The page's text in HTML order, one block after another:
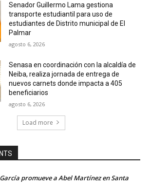
Senador Guillermo Lama gestiona
transporte estudiantil para uso de
estudiantes de Distrito municipal de El
Palmar
agosto 6, 2026
Senasa en coordinación con la alcaldía de
Neiba, realiza jornada de entrega de
nuevos carnets donde impacta a 405
beneficiarios
agosto 6, 2026
Load more
promueve a Abel Martínez en Santa